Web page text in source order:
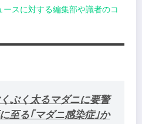
スに対する編集部や識者のコ
ぶく太るマダニに要警
至る｢マダニ感染症｣か